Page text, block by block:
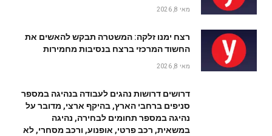
מאי 8, 2026
רצח ימנו זלקה: המשטרה תבקש להאשים את
החשוד המרכזי ברצח בנסיבות מחמירות
מאי 8, 2026
דרושים דרושות נהגים לעבודה בנהיגה במספר
סניפים ברחבי הארץ, בהיקף ארצי, מדובר על
נהיגה במספר תחומים לבחירה, נהיגה
במשאית, רכב פרטי, אופנוע, ורכב מסחרי, לא